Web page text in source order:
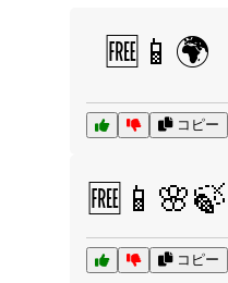
🆓📱🌍
コピー
🆓📱🌸🍃
コピー